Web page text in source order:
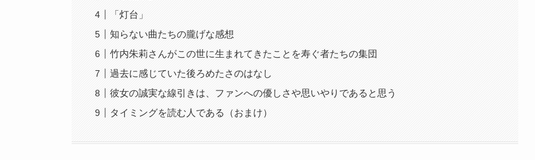
「灯台」
知らない曲たちの朧げな感想
竹内朱莉さんがこの世に生まれてきたことを寿ぐ者たちの集団
過去に感じていた後ろめたさのはなし
彼女の誠実な線引きは、ファンへの優しさや思いやりであると思う
タイミングを読む人である（おまけ）